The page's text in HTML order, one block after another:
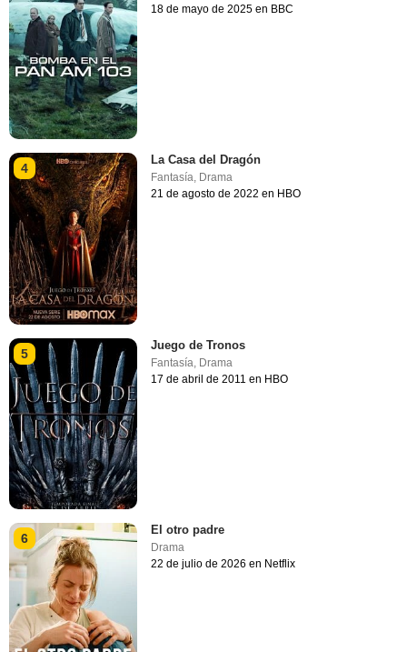
18 de mayo de 2025 en BBC
4
La Casa del Dragón
Fantasía, Drama
21 de agosto de 2022 en HBO
5
Juego de Tronos
Fantasía Drama
17 de abril de 2011 en HBO
6
El otro padre
Drama
22 de julio de 2026 en Netflix